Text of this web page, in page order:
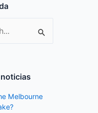
Melbourne